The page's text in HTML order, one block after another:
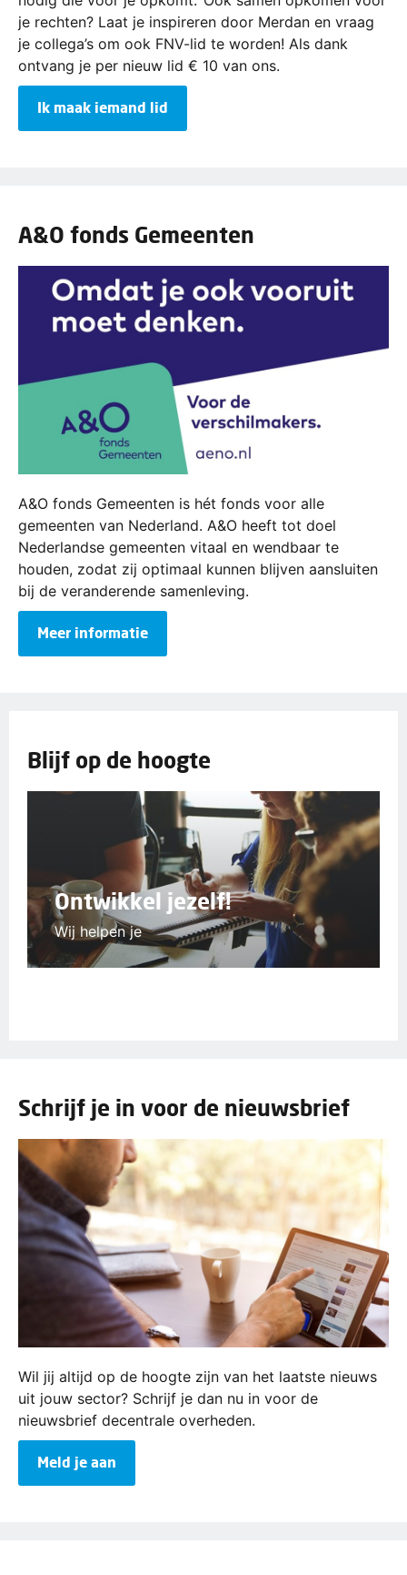
je rechten? Laat je inspireren door Merdan en vraag
je collega’s om ook FNV-lid te worden! Als dank
ontvang je per nieuw lid € 10 van ons.
Ik maak iemand lid
A&O fonds Gemeenten
A&O fonds Gemeenten is hét fonds voor alle
gemeenten van Nederland. A&O heeft tot doel
Nederlandse gemeenten vitaal en wendbaar te
houden, zodat zij optimaal kunnen blijven aansluiten
bij de veranderende samenleving.
Meer informatie
Blijf op de hoogte
Ontwikkel jezelf!
Wij helpen je
Schrijf je in voor de nieuwsbrief
Wil jij altijd op de hoogte zijn van het laatste nieuws
uit jouw sector? Schrijf je dan nu in voor de
nieuwsbrief decentrale overheden.
Meld je aan